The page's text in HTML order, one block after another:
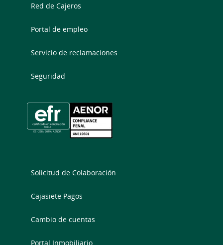
Red de Cajeros
Portal de empleo
Servicio de reclamaciones
Seguridad
Solicitud de Colaboración
Cajasiete Pagos
Cambio de cuentas
Portal Inmobiliario